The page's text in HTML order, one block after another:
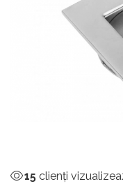
Console rafturi
Solutii de curatat &
Alte accesorii
Clesti/ patenti
15 clienți